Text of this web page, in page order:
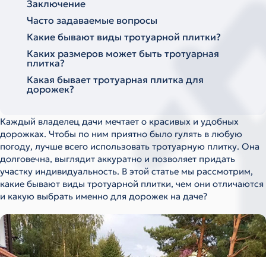
Заключение
Часто задаваемые вопросы
Какие бывают виды тротуарной плитки?
Каких размеров может быть тротуарная
плитка?
Какая бывает тротуарная плитка для
дорожек?
Каждый владелец дачи мечтает о красивых и удобных
дорожках. Чтобы по ним приятно было гулять в любую
погоду, лучше всего использовать тротуарную плитку. Она
долговечна, выглядит аккуратно и позволяет придать
участку индивидуальность. В этой статье мы рассмотрим,
какие бывают виды тротуарной плитки, чем они отличаются
и какую выбрать именно для дорожек на даче?